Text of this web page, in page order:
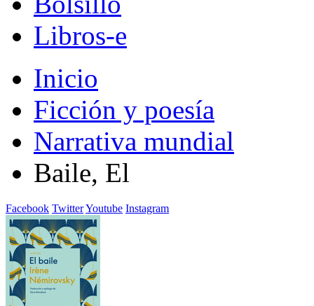
Libros-e
Inicio
Ficción y poesía
Narrativa mundial
Baile, El
Facebook TwitterYoutube Instagram